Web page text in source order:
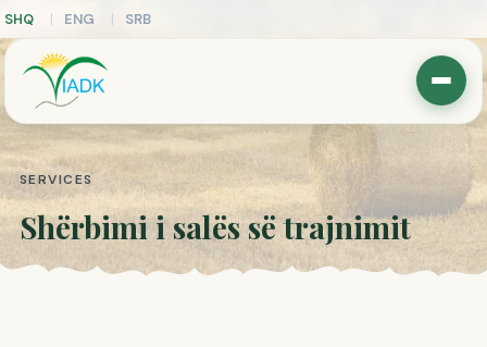
SHQ ENG SRB
SERVICES
Shërbimi i salës së trajnimit